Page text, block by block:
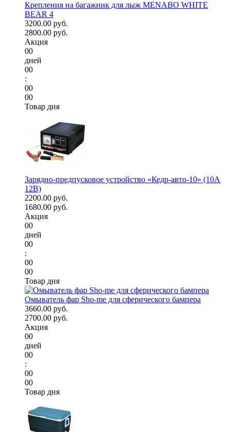
Крепления на багажник для лыж MENABO WHITE
BEAR 4
3200.00 руб.
2800.00 руб.
Акция
00
дней
00
:
00
00
Товар дня
Зарядно-предпусковое устройство «Кедр-авто-10» (10A
12В)
2200.00 руб.
1680.00 руб.
Акция
00
дней
00
:
00
00
Товар дня
Омыватель фар Sho-me для сферического бампера
3660.00 руб.
2700.00 руб.
Акция
00
дней
00
:
00
00
Товар дня